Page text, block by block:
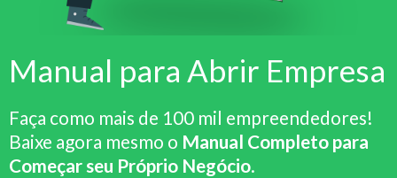
Manual para Abrir Empresa
Faça como mais de 100 mil empreendedores!
Baixe agora mesmo o Manual Completo para
Começar seu Próprio Negócio.